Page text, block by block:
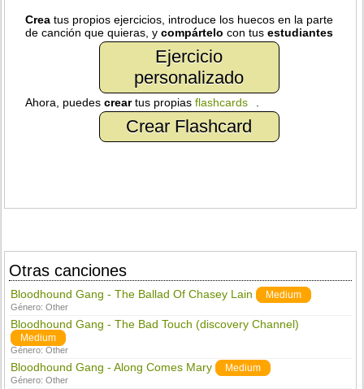
Crea tus propios ejercicios, introduce los huecos en la parte
de canción que quieras, ycompártelo con tusestudiantes
Ejercicio
personalizado
Ahora, puedescreartus propiasflashcards
Crear Flashcard
Otras canciones
Bloodhound Gang - The Ballad Of Chasey Lain Medium
Género:Other
Bloodhound Gang - The Bad Touch (discovery Channel)
Medium
Género:Other
Bloodhound Gang - Along Comes Mary Medium
Género:Other